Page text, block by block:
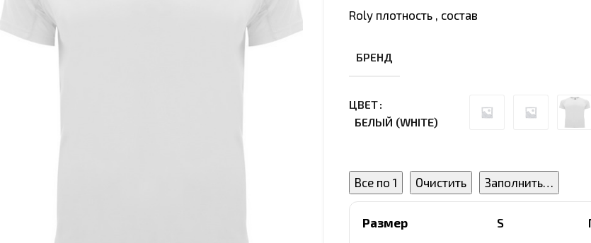
Женские жилетки
Roly плотность , состав
БРЕНД
ЦВЕТ
БЕЛЫЙ (WHITE)
Все по 1 Очистить Заполнить…
Размер S